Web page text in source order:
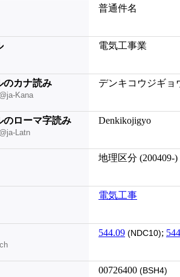
普通件名
電気工事業
のカナ読み
Kana
デンキコウジギョ
のローマ字読み
Latn
Denkikojigyo
地理区分 (200409-)
電気工事
544.09 (NDC10); 544
00726400 (BSH4)